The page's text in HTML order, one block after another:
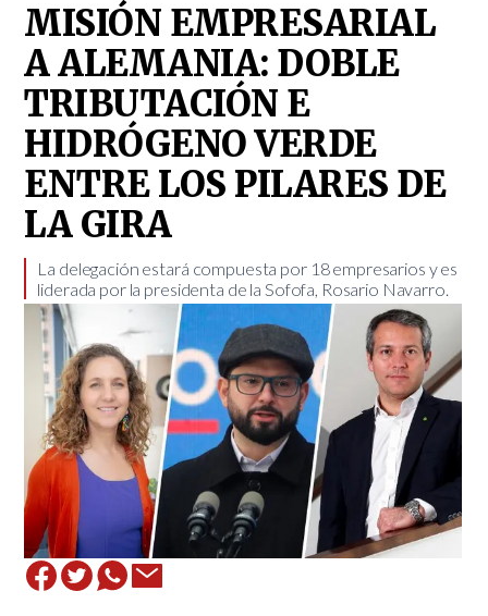
MISIÓN EMPRESARIAL
A ALEMANIA: DOBLE
TRIBUTACIÓN E
HIDRÓGENO VERDE
ENTRE LOS PILARES DE
LA GIRA
​La delegación estará compuesta por 18 empresarios y es
liderada por la presidenta de la Sofofa, Rosario Navarro.